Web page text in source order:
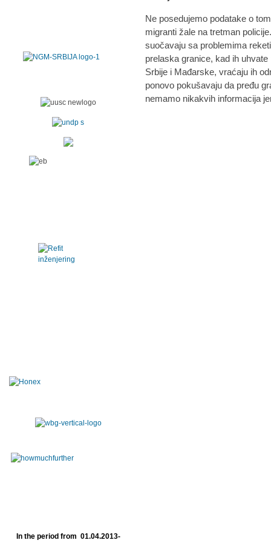
Ne posedujemo podatake o
migranti žale na tretman
suočavaju sa problemima
prelaska granice, kad ih
Srbije i Mađarske, vraćaju ih
ponovo pokušavaju da pređu
nemamo nikakvih informacija
In the period from 01.04.2013-